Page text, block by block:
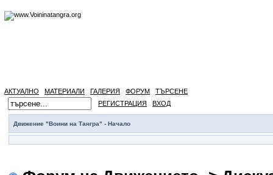
АКТУАЛНО МАТЕРИАЛИ ГАЛЕРИЯ ФОРУМ
ТЪРСЕНЕ
РЕГИСТРАЦИЯ
ВХОД
Движение "Воини на Тангра" - Начало